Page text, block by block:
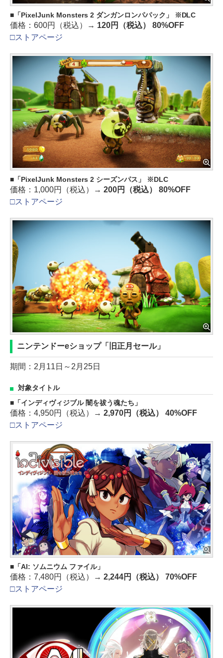
「PixelJunk Monsters 2 ダンガンロンパパック」 ※DLC
価格：600円（税込）→ 120円（税込） 80%OFF
□ストアページ
「PixelJunk Monsters 2 シーズンパス」 ※DLC
価格：1,000円（税込）→ 200円（税込） 80%OFF
□ストアページ
ニンテンドーeショップ「旧正月セール」
期間：2月11日～2月25日
対象タイトル
「インディヴィジブル 闇を祓う魂たち」
価格：4,950円（税込）→ 2,970円（税込） 40%OFF
□ストアページ
「AI: ソムニウム ファイル」
価格：7,480円（税込）→ 2,244円（税込） 70%OFF
□ストアページ